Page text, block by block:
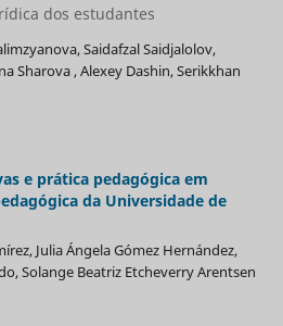
dos estudantes
Saidafzal Saidjalolov,
Sharova , Alexey Dashin, Serikkhan
e prática pedagógica em
da Universidade de
Julia Ángela Gómez Hernández,
Solange Beatriz Etcheverry Arentsen